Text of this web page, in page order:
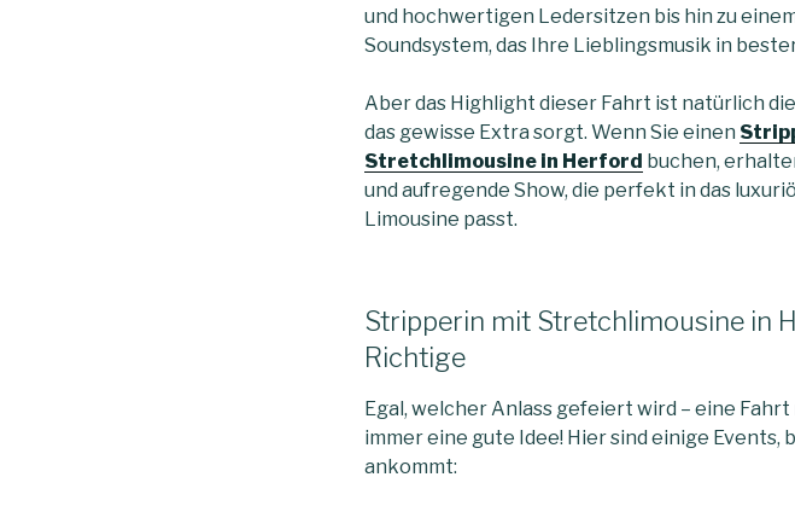
und hochwertigen Ledersitzen bis hin zu
Soundsystem, das Ihre Lieblingsmusik in
Aber das Highlight dieser Fahrt ist natürlich
das gewisse Extra sorgt. Wenn Sie einen
Stretchlimousine in Herford buchen,
und aufregende Show, die perfekt in das
Limousine passt.
Stripperin mit Stretchlimousine in
Richtige
Egal, welcher Anlass gefeiert wird – eine
immer eine gute Idee! Hier sind einige
ankommt: